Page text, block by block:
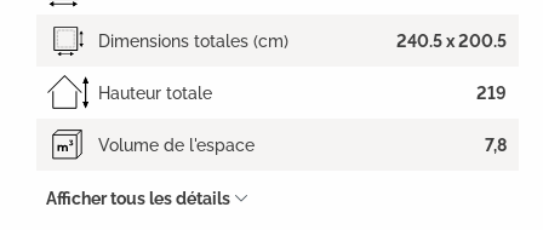
Dimensions totales (cm) 240.5 x 200.5
Hauteur totale 219
Volume de l'espace 7,8
Afficher tous les détails